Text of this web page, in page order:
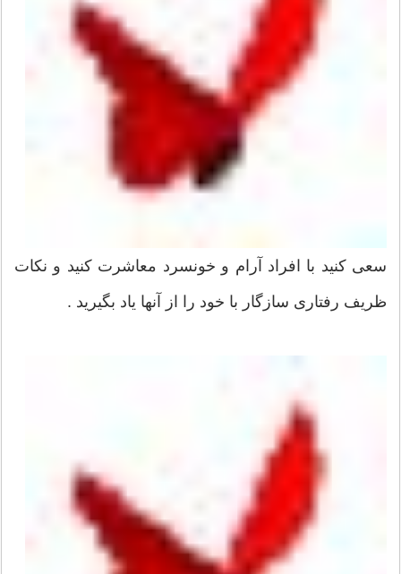
سعی كنید با افراد آرام و خونسرد معاشرت كنید و نكات
ظریف رفتاری سازگار با خود را از آنها یاد بگیرید .